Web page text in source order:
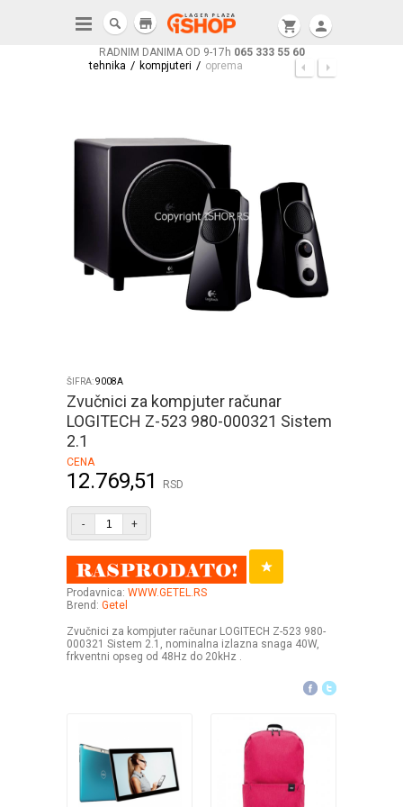
RADNIM DANIMA OD 9-17h 065 333 55 60
shopping_cart person
store
tehnika / kompjuteri / oprema
ŠIFRA:9008A
Zvučnici za kompjuter računar
LOGITECH Z-523 980-000321 Sistem
2.1
CENA
12.769,51 RSD
- +
Prodavnica: WWW.GETEL.RS
Brend: Getel
Zvučnici za kompjuter računar LOGITECH Z-523 980-
000321 Sistem 2.1, nominalna izlazna snaga 40W,
frkventni opseg od 48Hz do 20kHz .